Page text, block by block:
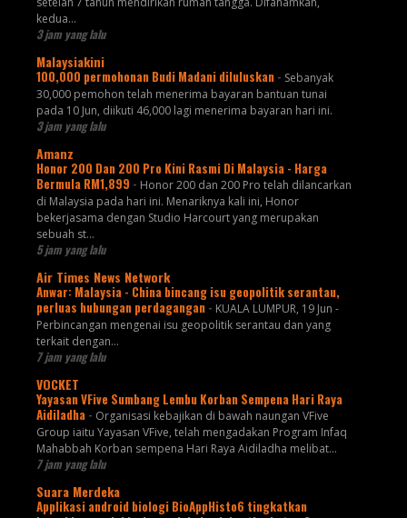
kedua...
3 jam yang lalu
Malaysiakini
100,000 permohonan Budi Madani diluluskan - Sebanyak
30,000 pemohon telah menerima bayaran bantuan tunai
pada 10 Jun, diikuti 46,000 lagi menerima bayaran hari ini.
3 jam yang lalu
Amanz
Honor 200 Dan 200 Pro Kini Rasmi Di Malaysia - Harga
Bermula RM1,899 - Honor 200 dan 200 Pro telah dilancarkan
di Malaysia pada hari ini. Menariknya kali ini, Honor
bekerjasama dengan Studio Harcourt yang merupakan
sebuah st...
5 jam yang lalu
Air Times News Network
Anwar: Malaysia - China bincang isu geopolitik serantau,
perluas hubungan perdagangan - KUALA LUMPUR, 19 Jun -
Perbincangan mengenai isu geopolitik serantau dan yang
terkait dengan…
7 jam yang lalu
VOCKET
Yayasan VFive Sumbang Lembu Korban Sempena Hari Raya
Aidiladha - Organisasi kebajikan di bawah naungan VFive
Group iaitu Yayasan VFive, telah mengadakan Program Infaq
Mahabbah Korban sempena Hari Raya Aidiladha melibat...
7 jam yang lalu
Suara Merdeka
Applikasi android biologi BioAppHisto6 tingkatkan